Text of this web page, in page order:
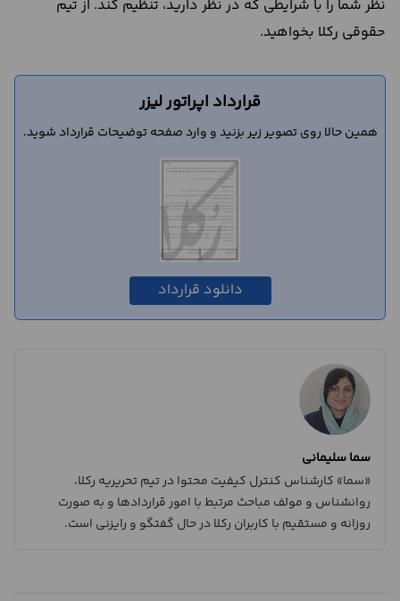
نظر شما را با شرایطی که در نظر دارید، تنظیم کند. از تیم
حقوقی رکلا بخواهید.
قرارداد اپراتور لیزر
همین حالا روی تصویر زیر بزنید و وارد صفحه توضیحات قرارداد شوید.
دانلود قرارداد
سما سلیمانی
«سما» کارشناس کنترل کیفیت محتوا در تیم تحریریه رکلا،
روانشناس و مولف مباحث مرتبط با امور قراردادها و به صورت
روزانه و مستقیم با کاربران رکلا در حال گفتگو و رایزنی است.